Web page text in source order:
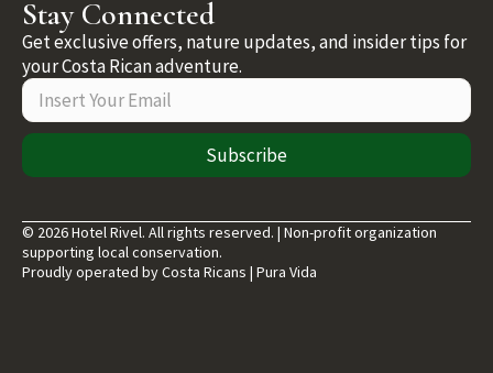
Stay Connected
Get exclusive offers, nature updates, and insider tips for
your Costa Rican adventure.
Subscribe
© 2026 Hotel Rivel. All rights reserved. | Non-profit organization
supporting local conservation.
Proudly operated by Costa Ricans | Pura Vida